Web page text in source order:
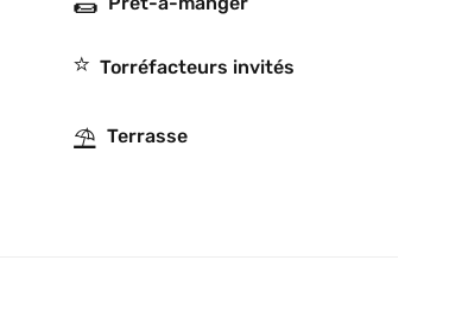
⭐️ Torréfacteurs invités
⛱ Terrasse